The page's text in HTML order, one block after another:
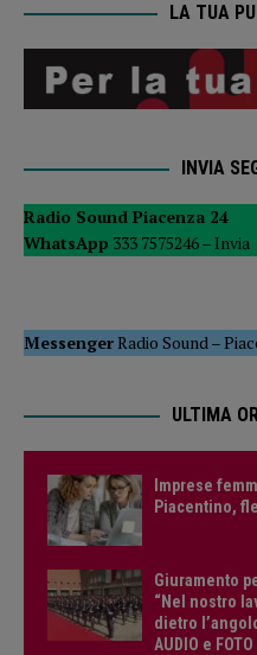
LA TUA
INVIA
Radio Sound Piacenza 24
WhatsApp 333 7575246 – Invia
MessengerRadio Sound –
ULTIMA
Imprese
Piacentino,
Giuramento
“Nel nostro
dietro
AUDIO e FOTO